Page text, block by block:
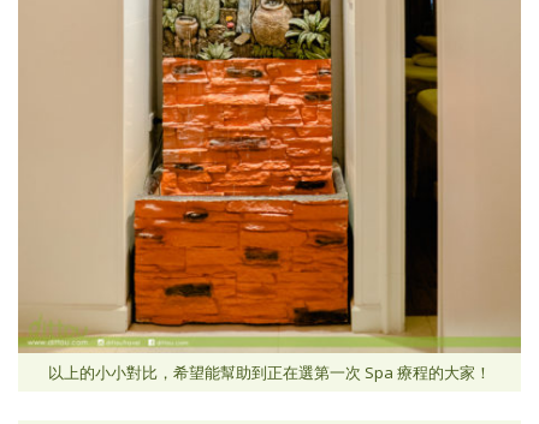
以上的小小對比，希望能幫助到正在選第一次 Spa 療程的大家！